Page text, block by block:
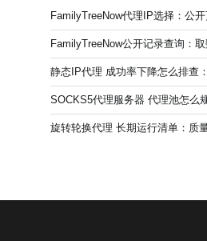
FamilyTreeNow代理IP选择：公
FamilyTreeNow公开记录查询：
静态IP代理 成功率下降怎么排查
SOCKS5代理服务器 代理池怎么
旋转轮换代理 长期运行清单：质